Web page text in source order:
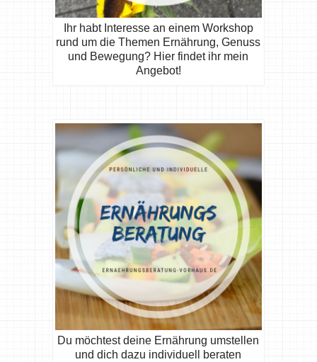
Ihr habt Interesse an einem Workshop
rund um die Themen Ernährung, Genuss
und Bewegung? Hier findet ihr mein
Angebot!
Du möchtest deine Ernährung umstellen
und dich dazu individuell beraten